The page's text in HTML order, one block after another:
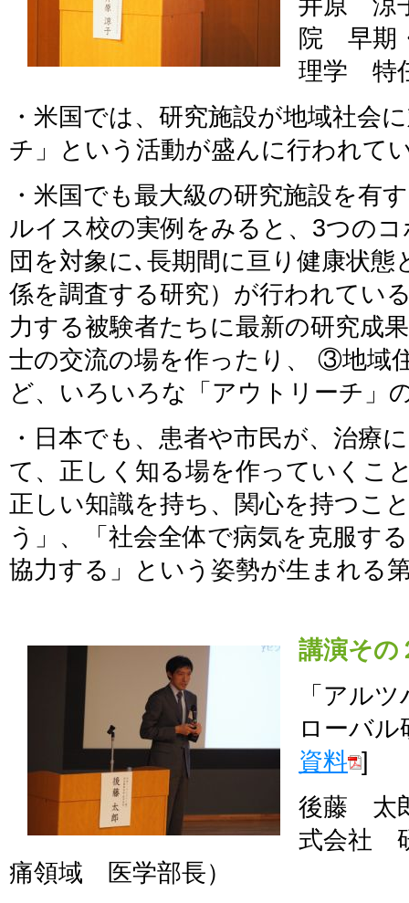
井原 涼
院 早期
理学 特
・米国では、研究施設が地域社会
チ」という活動が盛んに行われて
・米国でも最大級の研究施設を有
ルイス校の実例をみると、3つの
団を対象に､長期間に亘り健康状
係を調査する研究）が行われてい
力する被験者たちに最新の研究成
士の交流の場を作ったり、 ③地域
ど、いろいろな「アウトリーチ」
・日本でも、患者や市民が、治療
て、正しく知る場を作っていくこ
正しい知識を持ち、関心を持つこ
う」、「社会全体で病気を克服す
協力する」という姿勢が生まれる
講演その
「アル
ローバル
資料 ]
後藤 太
式会社
痛領域 医学部長）